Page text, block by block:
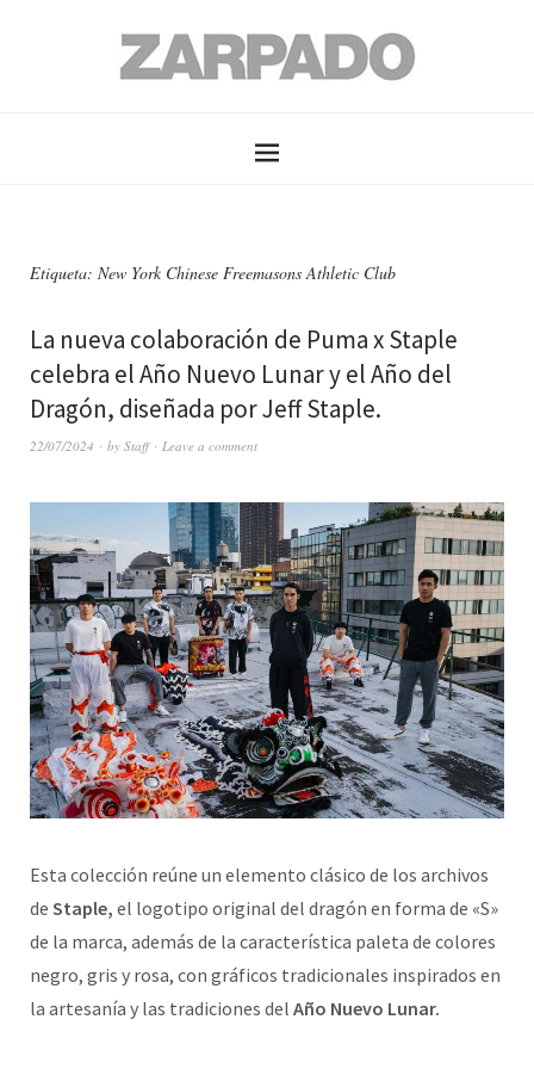
Etiqueta: New York Chinese Freemasons Athletic Club
La nueva colaboración de Puma x Staple
celebra el Año Nuevo Lunar y el Año del
Dragón, diseñada por Jeff Staple.
22/07/2024 by Staff Leave a comment
Esta colección reúne un elemento clásico de los archivos
de Staple, el logotipo original del dragón en forma de «S»
de la marca, además de la característica paleta de colores
negro, gris y rosa, con gráficos tradicionales inspirados en
la artesanía y las tradiciones del Año Nuevo Lunar.